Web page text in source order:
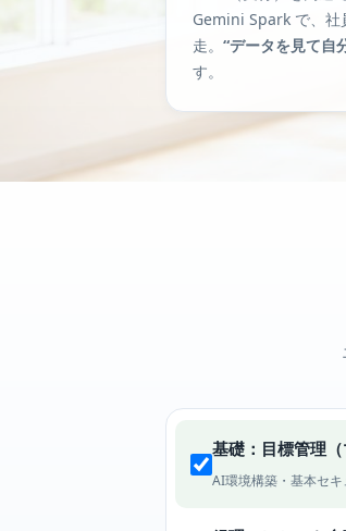
Gemini Spark で、社
走。 “データを見て自
す。
基礎：目標管理
AI環境構築・基本セ